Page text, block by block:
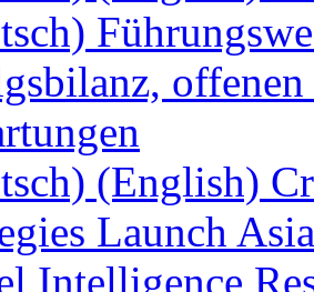
(English)
Launch
Intelligence